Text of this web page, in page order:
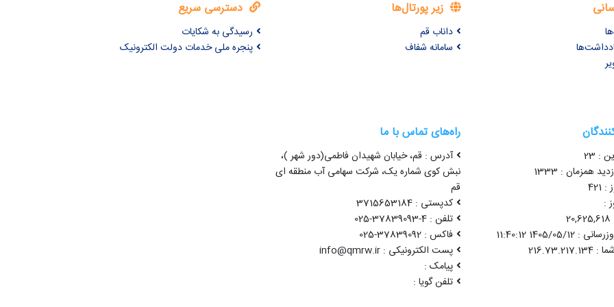
زیر پورتال‌ها
داناب قم
سامانه شفاف
دسترسی سریع
رسیدگی به شکایات
پنجره ملی خدمات دولت الکترونیک
: 23
همزمان : 1333
:
05/12 11:40:12
راه‌های تماس با ما
آدرس : قم، خیابان شهیدان فاطمی(دور شهر )،
نبش کوی شماره یک، شرکت سهامی آب منطقه ای
قم
کدپستی : 3715653184
تلفن : 4-37839093-025
فاکس : 37839092-025
پست الکترونیکی : info@qmrw.ir
پیامک :
تلفن گویا :